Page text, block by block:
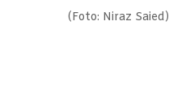
(Foto: Niraz Saied)